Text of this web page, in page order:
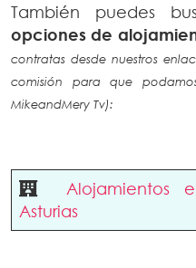
También puedes
opciones de
contratas desde nuestros
comisión para que
MikeandMery Tv):
Alojamientos
Asturias